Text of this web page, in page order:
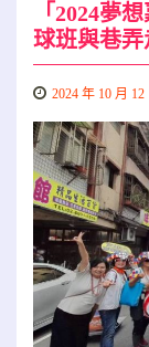
「2024夢
球班與巷
2024 年 10 月 12